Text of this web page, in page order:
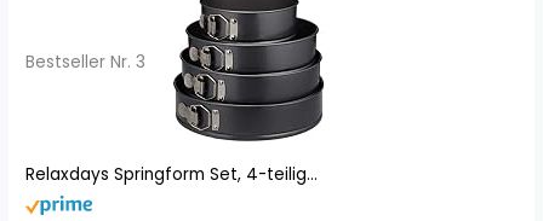
Bestseller Nr. 3
Relaxdays Springform Set, 4-teilig...